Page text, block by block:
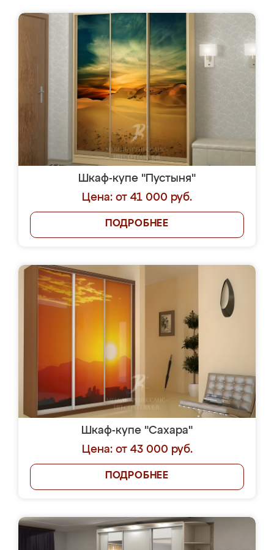
Шкаф-купе "Пустыня"
Цена: от 41 000 руб.
ПОДРОБНЕЕ
Шкаф-купе "Сахара"
Цена: от 43 000 руб.
ПОДРОБНЕЕ